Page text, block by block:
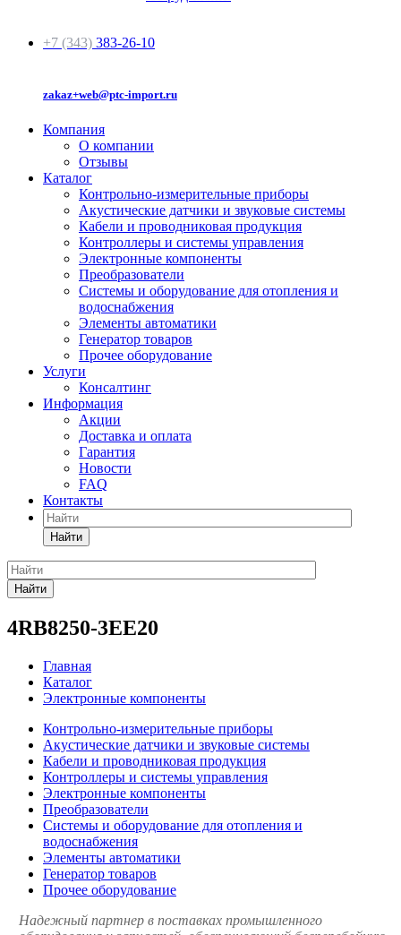
+7 (343) 383-26-10
zakaz+web@ptc-import.ru
Компания
О компании
Отзывы
Каталог
Контрольно-измерительные приборы
Акустические датчики и звуковые системы
Кабели и проводниковая продукция
Контроллеры и системы управления
Электронные компоненты
Преобразователи
Системы и оборудование для отопления и
водоснабжения
Элементы автоматики
Генератор товаров
Прочее оборудование
Услуги
Консалтинг
Информация
Акции
Доставка и оплата
Гарантия
Новости
FAQ
Контакты
Найти
Найти
4RB8250-3EE20
Главная
Каталог
Электронные компоненты
Контрольно-измерительные приборы
Акустические датчики и звуковые системы
Кабели и проводниковая продукция
Контроллеры и системы управления
Электронные компоненты
Преобразователи
Системы и оборудование для отопления и
водоснабжения
Элементы автоматики
Генератор товаров
Прочее оборудование
Надежный партнер в поставках промышленного